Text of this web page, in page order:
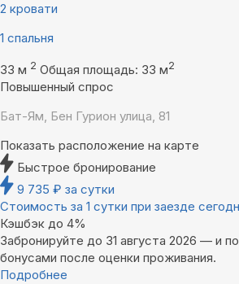
2 кровати
1 спальня
33 м 2 Общая площадь: 33 м2
Повышенный спрос
Бат-Ям, Бен Гурион улица, 81
Показать расположение на карте
Быстрое бронирование
9 735 ₽ за сутки
Стоимость за 1 сутки при заезде
Кэшбэк до 4%
Забронируйте до 31 августа 2026 — и
бонусами после оценки проживания.
Подробнее